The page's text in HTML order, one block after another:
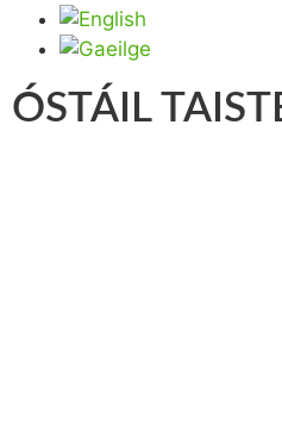
ÓSTÁIL